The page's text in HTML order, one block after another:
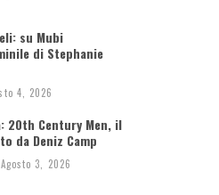
su Mubi
di Stephanie
4, 2026
20th Century Men, il
da Deniz Camp
Agosto 3, 2026